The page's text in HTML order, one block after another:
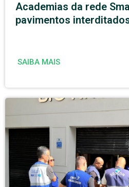
Academias da rede
pavimentos
SAIBA MAIS